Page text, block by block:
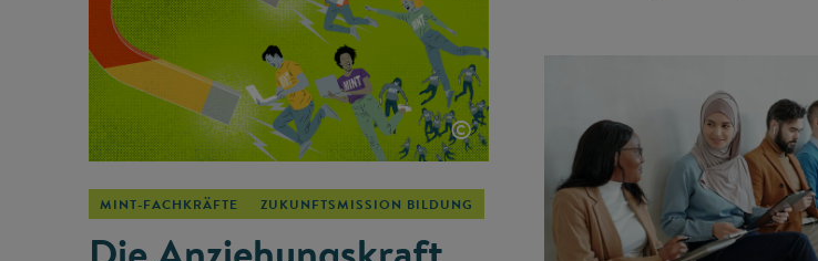
©
MINT-FACHKRÄFTE ZUKUNFTSMISSION BILDUNG